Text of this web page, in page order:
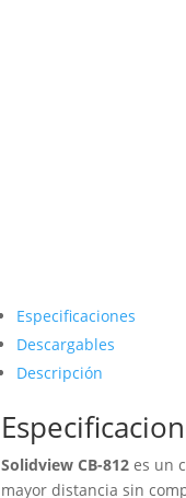
Especificaciones
Descargables
Descripción
Solidview CB-812 es un
mayor distancia sin